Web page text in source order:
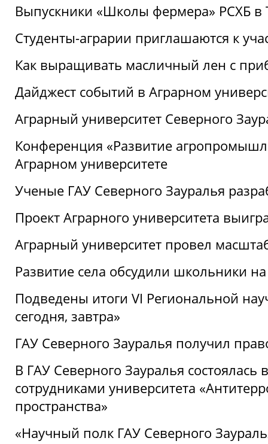
Выпускники «Школы фермера» РСХБ
Студенты-аграрии приглашаются к
Как выращивать масличный лен с
Дайджест событий в Аграрном
Аграрный университет Северного
Конференция «Развитие
Аграрном университете
Ученые ГАУ Северного Зауралья
Проект Аграрного университета
Аграрный университет провел
Развитие села обсудили школьники
Подведены итоги VI Региональной
сегодня, завтра»
ГАУ Северного Зауралья получил
В ГАУ Северного Зауралья состоялась
сотрудниками университета
пространства»
«Научный полк ГАУ Северного